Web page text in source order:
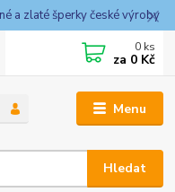
a zlaté šperky české výroby
Menu
Hledat
0 ks
za 0 Kč